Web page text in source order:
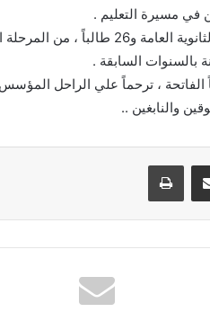
في مسيرة التعليم .
شمل التكريم 42 طالباً ، من المرحلة
بالسنوات السابقة .
الفاتحة ، ترحماً علي الراحل
والنابغين ..
مشاركة عبر البريد طباعة